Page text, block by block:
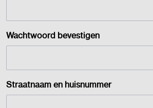
Wachtwoord bevestigen
Straatnaam en huisnummer